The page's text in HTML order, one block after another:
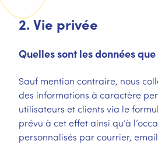
2. Vie privée
Quelles sont les données
Sauf mention contraire, nous
des informations à caractère
utilisateurs et clients via le
prévu à cet effet ainsi qu’à
personnalisés par courrier,